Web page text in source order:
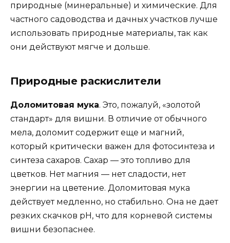
природные (минеральные) и химические. Для
частного садоводства и дачных участков лучше
использовать природные материалы, так как
они действуют мягче и дольше.
Природные раскислители
Доломитовая мука. Это, пожалуй, «золотой
стандарт» для вишни. В отличие от обычного
мела, доломит содержит еще и магний,
который критически важен для фотосинтеза и
синтеза сахаров. Сахар — это топливо для
цветков. Нет магния — нет сладости, нет
энергии на цветение. Доломитовая мука
действует медленно, но стабильно. Она не дает
резких скачков pH, что для корневой системы
вишни безопаснее.